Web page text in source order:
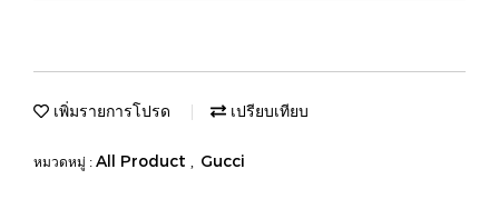
เพิ่มรายการโปรด เปรียบเทียบ
หมวดหมู่ : All Product , Gucci